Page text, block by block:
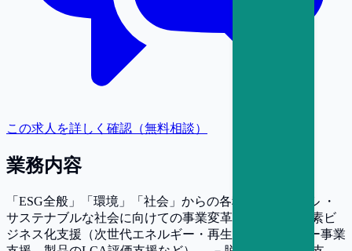
この求人を詳しく確認（無料相談）
業務内容
「ESG全般」「環境」「社会」からの各種支援コンサル ・
サステナブルな社会に向けての事業変革支援 －脱炭素ビ
ジネス化支援（次世代エネルギー・再生可能エネルギー事業